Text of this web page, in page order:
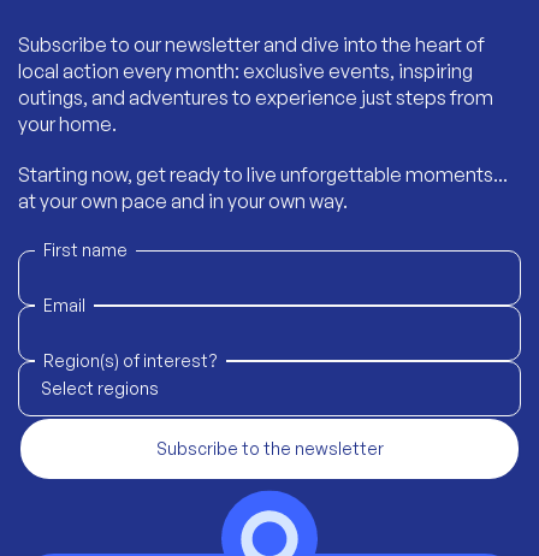
Subscribe to our newsletter and dive into the heart of
local action every month: exclusive events, inspiring
outings, and adventures to experience just steps from
your home.
Starting now, get ready to live unforgettable moments...
at your own pace and in your own way.
First name
Email
Region(s) of interest?
Select regions
Subscribe to the newsletter